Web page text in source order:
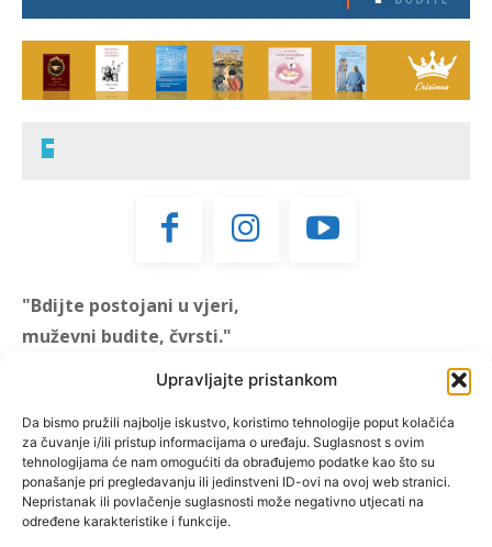
Upravljajte pristankom
Da bismo pružili najbolje iskustvo, koristimo tehnologije poput kolačića
za čuvanje i/ili pristup informacijama o uređaju. Suglasnost s ovim
tehnologijama će nam omogućiti da obrađujemo podatke kao što su
ponašanje pri pregledavanju ili jedinstveni ID-ovi na ovoj web stranici.
Nepristanak ili povlačenje suglasnosti može negativno utjecati na
određene karakteristike i funkcije.
"Bdijte postojani u vjeri,
muževni budite, čvrsti."
"Muževni budite" prvi je
hrvatski portal za katoličke
muškarce koji pokušava
reafirmirati u današnje
vrijeme itekako narušen